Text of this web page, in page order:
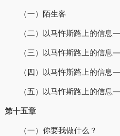
（一）陌生客
（二）以马忤斯路上的信
（三）以马忤斯路上的信
（四）以马忤斯路上的信
（五）以马忤斯路上的信
第十五章
（一）你要我做什么？